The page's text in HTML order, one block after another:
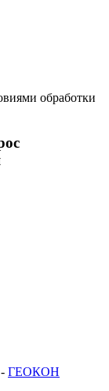
обработки
ГЕОКОН